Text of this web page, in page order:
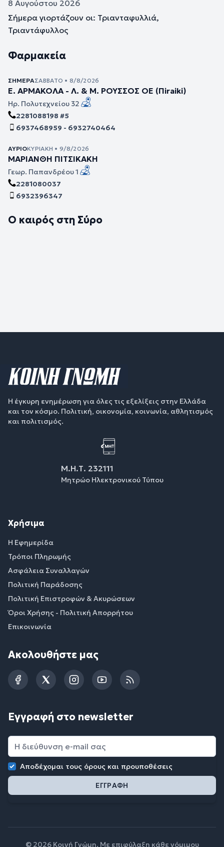
8 Αυγούστου 2026
Σήμερα γιορτάζουν οι: Τριανταφυλλιά,
Τριαντάφυλλος
Φαρμακεία
ΣΉΜΕΡΑΣΆΒΒΑΤΟ • 8/8/2026
Ε. ΑΡΜΑΚΟΛΑ - Λ. & Μ. ΡΟΥΣΣΟΣ ΟΕ (Πiraiki)
Ηρ. Πολυτεχνείου 32
2281088198 #5
6937468959 - 6932740464
ΑΎΡΙΟΚΥΡΙΑΚΉ • 9/8/2026
ΜΑΡΙΑΝΘΗ ΠΙΤΣΙΚΑΚΗ
Γεωρ. Παπανδρέου 1
2281080037
6932396347
Ο καιρός στη Σύρο
Η έγκυρη ενημέρωση για όλες τις εξελίξεις στην Ελλάδα
και τον κόσμο. Πολιτική, οικονομία, κοινωνία, αθλητισμός
και πολιτισμός.
Μ.Η.Τ. 232111
Μητρώο Ηλεκτρονικού Τύπου
Χρήσιμα
Η Εφημερίδα
Τρόποι Πληρωμής
Ασφάλεια Συναλλαγών
Πολιτική Παράδοσης
Πολιτική Επιστροφών & Ακυρώσεων
Όροι Χρήσης - Πολιτική Απορρήτου
Επικοινωνία
Ακολουθήστε μας
FacebookTwitterInstagramYouTubeRSS
Εγγραφή στο newsletter
Αποδέχομαι τους όρους και προυποθέσεις
© 2026 Κοινή Γνώμη. Με επιφύλαξη κάθε νόμιμου